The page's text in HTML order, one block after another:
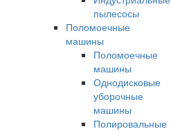
пылесосы
Поломоечные
машины
Поломоечные
машины
Однодисковые
уборочные
машины
Полировальные